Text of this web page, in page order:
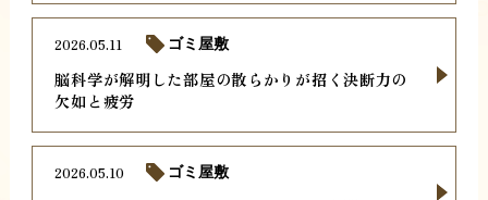
脳科学が解明した部屋の散らかりが招く決断力の
欠如と疲労
2026.05.11 ゴミ屋敷
2026.05.10 ゴミ屋敷